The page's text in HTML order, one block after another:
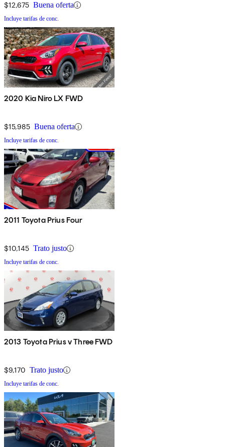
$12,675 Buena oferta
Incluye tarifas de conc.
2020 Kia Niro LX FWD
$15,985 Buena oferta
Incluye tarifas de conc.
2011 Toyota Prius Four
$10,145 Trato justo
Incluye tarifas de conc.
2013 Toyota Prius v Three FWD
$9,170 Trato justo
Incluye tarifas de conc.